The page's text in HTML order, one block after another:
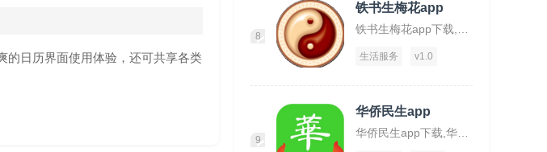
的日历界面使用体验，还可共享各类
8
铁书生梅花app
生活服务 v1.0
9
华侨民生app